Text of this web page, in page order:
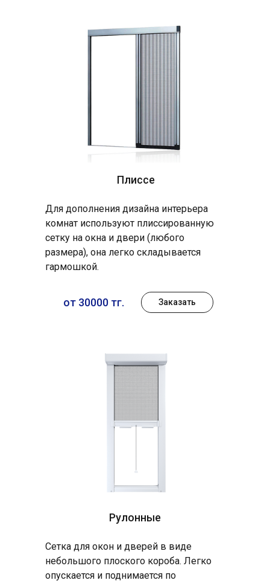
Плиссе
Для дополнения дизайна интерьера
комнат используют плиссированную
сетку на окна и двери (любого
размера), она легко складывается
гармошкой.
от 30000 тг. Заказать
Рулонные
Сетка для окон и дверей в виде
небольшого плоского короба. Легко
опускается и поднимается по